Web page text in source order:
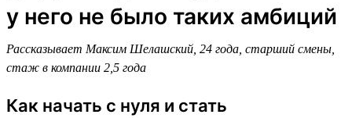
у него не было таких амбиций
Рассказывает Максим Шелашский, 24 года, старший смены,
стаж в компании 2,5 года
Как начать с нуля и стать